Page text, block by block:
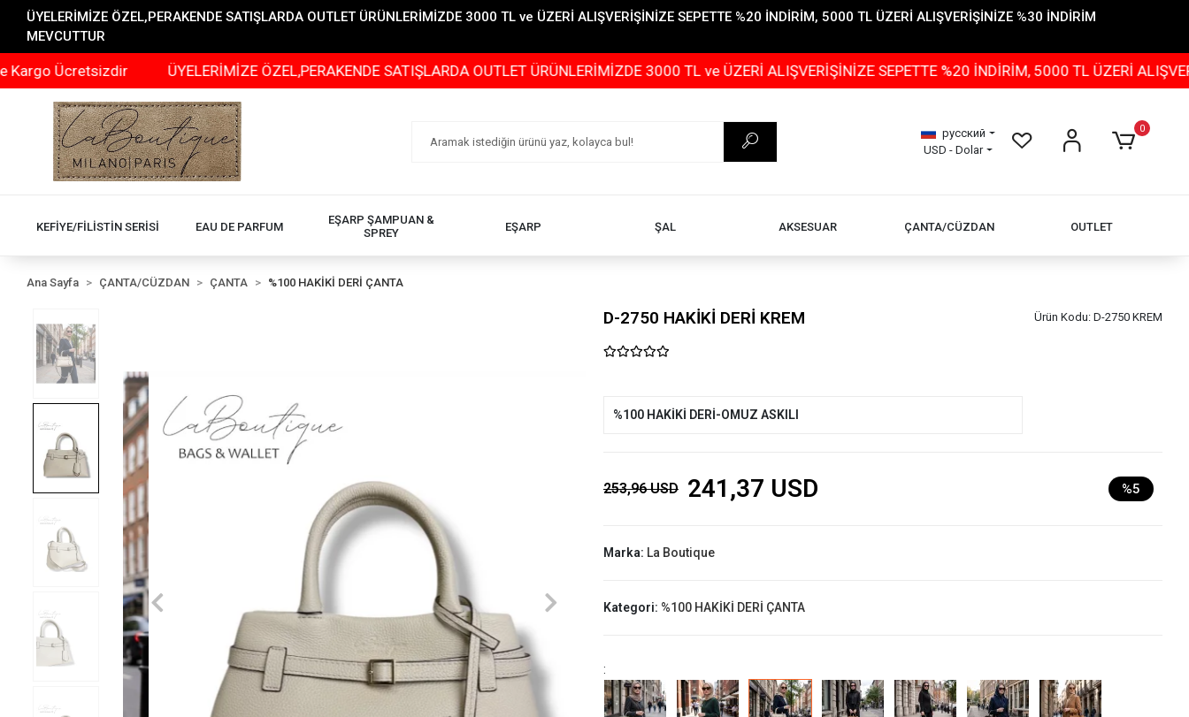
ÜYELERİMİZE ÖZEL,PERAKENDE SATIŞLARDA OUTLET ÜRÜNLERİMİZDE 3000 TL ve ÜZERİ ALIŞVERİŞİNİZE SEPETTE %20 İNDİRİM, 5000 TL ÜZERİ ALIŞVERİŞİNİZE %30 İNDİRİM
MEVCUTTUR
ÜYELERİMİZE ÖZEL,PERAKENDE SATIŞLARDA OUTLET ÜRÜNLERİMİZDE 3000 TL ve ÜZERİ ALIŞVERİŞİNİZE SEPETTE %20 İNDİRİM, 5000 TL ÜZERİ
русский
USD - Dolar
0
KEFİYE/FİLİSTİN SERİSİ EAU DE PARFUM
EŞARP ŞAMPUAN &
SPREY
EŞARP ŞAL AKSESUAR ÇANTA/CÜZDAN OUTLET
Ana Sayfa ÇANTA/CÜZDAN ÇANTA %100 HAKİKİ DERİ ÇANTA
D-2750 HAKİKİ DERİ KREM Ürün Kodu: D-2750 KREM
%100 HAKİKİ DERİ-OMUZ ASKILI
253,96 USD 241,37 USD %5
Marka: La Boutique
Kategori: %100 HAKİKİ DERİ ÇANTA
: